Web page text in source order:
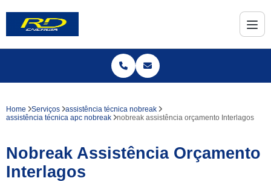
Home Serviços
assistência técnica nobreak
assistência técnica apc nobreak
nobreak assistência orçamento Interlagos
Nobreak Assistência Orçamento
Interlagos